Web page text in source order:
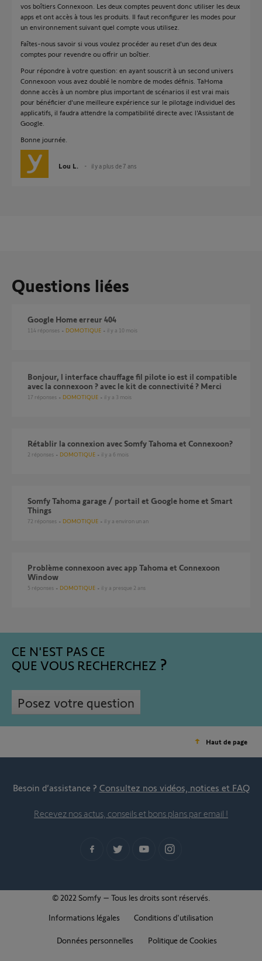
vos boîtiers Connexoon. Les deux comptes peuvent donc utiliser les deux
apps et ont accès à tous les produits. Il faut reconfigurer les modes pour
un environnement suivant quel compte vous utilisez.
Faîtes-nous savoir si vous voulez procéder au reset d'un des deux
comptes pour revendre ou offrir un boîtier.
Pour répondre à votre question: en ayant souscrit à un second univers
Connexoon vous avez doublé le nombre de modes définis. TaHoma
donne accès à un nombre plus important de scénarios il est vrai mais
pour bénéficier d'une meilleure expérience sur le pilotage individuel des
applicatifs, il faudra attendre la compatibilité directe avec l'Assistant de
Google.
Bonne journée.
Lou L. il y a plus de 7 ans
Questions liées
Google Home erreur 404
114 réponses DOMOTIQUE il y a 10 mois
bonjour, l interface chauffage fil pilote io est il compatible
avec la connexoon ? avec le kit de connectivité ? Merci
17 réponses DOMOTIQUE il y a 3 mois
Rétablir la connexion avec Somfy Tahoma et Connexoon?
2 réponses DOMOTIQUE il y a 6 mois
Somfy Tahoma garage / portail et Google home et Smart
Things
72 réponses DOMOTIQUE il y a environ un an
Problème connexoon avec app Tahoma et Connexoon
Window
5 réponses DOMOTIQUE il y a presque 2 ans
CE N'EST PAS CE
QUE VOUS RECHERCHEZ
Posez votre question
Haut de page
Besoin d’assistance ? Consultez nos vidéos, notices et FAQ
Recevez nos actus, conseils et bons plans par email !
© 2022 Somfy – Tous les droits sont réservés.
Informations légales
Conditions d'utilisation
Données personnelles Politique de Cookies